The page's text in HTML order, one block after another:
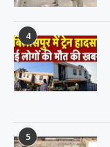
4
5